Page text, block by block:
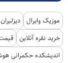
موزیک وایرال
خرید نقره آنلاین
اندیشکده حکمرانی